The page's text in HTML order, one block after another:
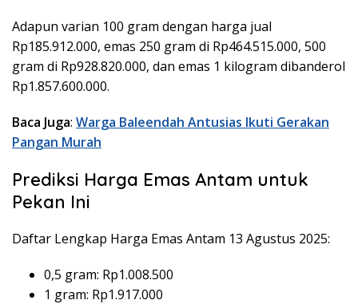
Adapun varian 100 gram dengan harga jual
Rp185.912.000, emas 250 gram di Rp464.515.000, 500
gram di Rp928.820.000, dan emas 1 kilogram dibanderol
Rp1.857.600.000.
Baca Juga: Warga Baleendah Antusias Ikuti Gerakan
Pangan Murah
Prediksi Harga Emas Antam untuk
Pekan Ini
Daftar Lengkap Harga Emas Antam 13 Agustus 2025:
0,5 gram: Rp1.008.500
1 gram: Rp1.917.000